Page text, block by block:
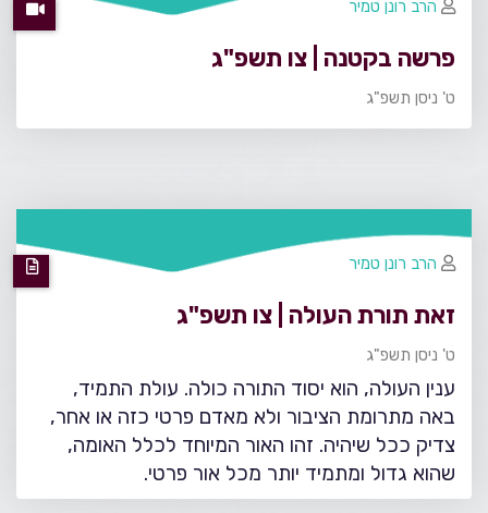
פרשה בקטנה | צו תשפ"ג
ט' ניסן תשפ"ג
הרב רונן טמיר
זאת תורת העולה | צו תשפ"ג
ט' ניסן תשפ"ג
ענין העולה, הוא יסוד התורה כולה. עולת התמיד,
באה מתרומת הציבור ולא מאדם פרטי כזה או אחר,
צדיק ככל שיהיה. זהו האור המיוחד לכלל האומה,
שהוא גדול ומתמיד יותר מכל אור פרטי.
הרב רונן טמיר